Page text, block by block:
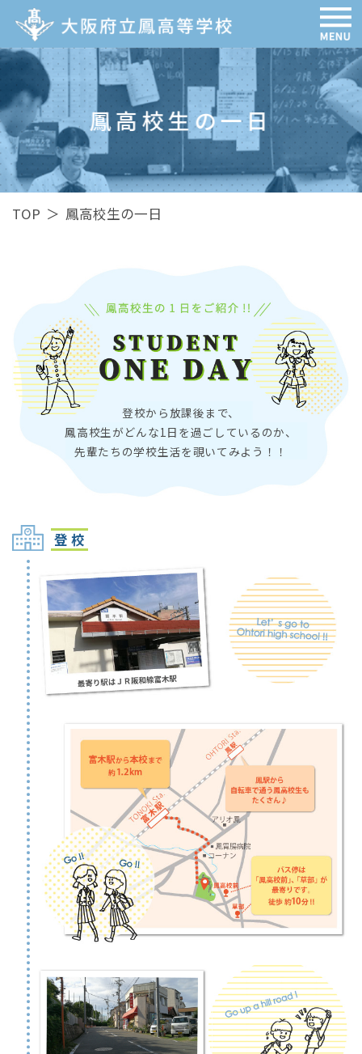
鳳高校生の一日
TOP ＞ 鳳高校生の一日
登校から放課後まで、
鳳高校生がどんな1日を過ごしているのか、
先輩たちの学校生活を覗いてみよう！！
登 校